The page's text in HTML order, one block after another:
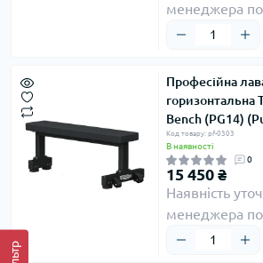
менеджера
Професійна
горизонтальна
Bench (PG14)
Код товару: pf-0303
В наявності
0
15 450 ₴
Наявність
менеджера